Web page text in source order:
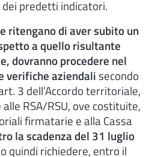
predetti indicatori.
ritengano di aver subito un
a quello risultante
dovranno procedere nel
verifiche aziendali secondo
3 dell’Accordo territoriale,
RSA/RSU, ove costituite,
firmatarie e alla Cassa
la scadenza del 31 luglio
quindi richiedere, entro il